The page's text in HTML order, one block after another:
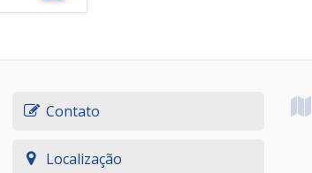
Contato
Localização